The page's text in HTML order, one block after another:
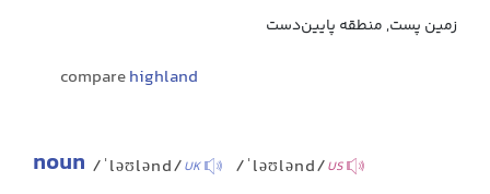
زمین پست, منطقه پایین‌دست
comparehighland
noun /ˈləʊlənd/UK /ˈləʊlənd/US